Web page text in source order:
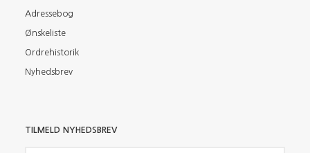
Adressebog
Ønskeliste
Ordrehistorik
Nyhedsbrev
TILMELD NYHEDSBREV